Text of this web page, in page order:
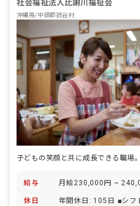
社会福祉法人比謝川福祉会
沖縄県/中頭郡読谷村
給与 月給230,000円 ~
休日 年間休日: 105日 ■シフト制（日曜・祝